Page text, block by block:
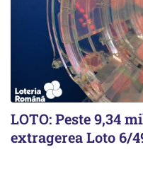
LOTO: Peste 9,34
extragerea Loto 6/